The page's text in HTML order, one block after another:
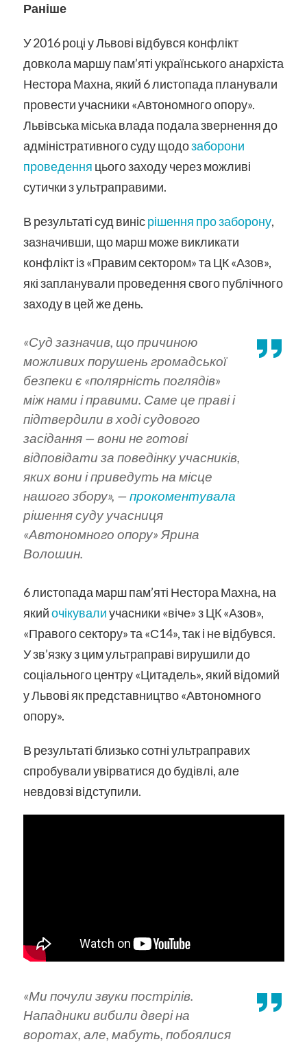
Раніше
У 2016 році у Львові відбувся конфлікт
довкола маршу пам’яті українського анархіста
Нестора Махна, який 6 листопада планували
провести учасники «Автономного опору».
Львівська міська влада подала звернення до
адміністративного суду щодозаборони
проведення цього заходу через можливі
сутички з ультраправими.
В результаті суд виніс рішення про заборону,
зазначивши, що марш може викликати
конфлікт із «Правим сектором» та ЦК «Азов»,
які запланували проведення свого публічного
заходу в цей же день.
«Суд зазначив, що причиною
можливих порушень громадської
безпеки є «полярність поглядів»
між нами і правими. Саме це праві і
підтвердили в ході судового
засідання — вони не готові
відповідати за поведінку учасників,
яких вони і приведуть на місце
нашого збору», — прокоментувала
рішення суду учасниця
«Автономного опору» Ярина
Волошин.
6 листопада марш пам’яті Нестора Махна, на
якийочікувалиучасники «віче» з ЦК «Азов»,
«Правого сектору» та «С14», так і не відбувся.
У зв’язку з цим ультраправі вирушили до
соціального центру «Цитадель», який відомий
у Львові як представництво «Автономного
опору».
В результаті близько сотні ультраправих
спробували увірватися до будівлі, але
невдовзі відступили.
«Ми почули звуки пострілів.
Нападники вибили двері на
воротах, але, мабуть, побоялися